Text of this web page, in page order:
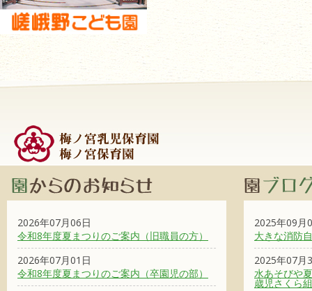
2026年07月06日
令和8年度夏まつりのご案内（旧職員の方）
2026年07月01日
令和8年度夏まつりのご案内（卒園児の部）
2025年09月
大きな消防
2025年07月
水あそびや
歳児さくら